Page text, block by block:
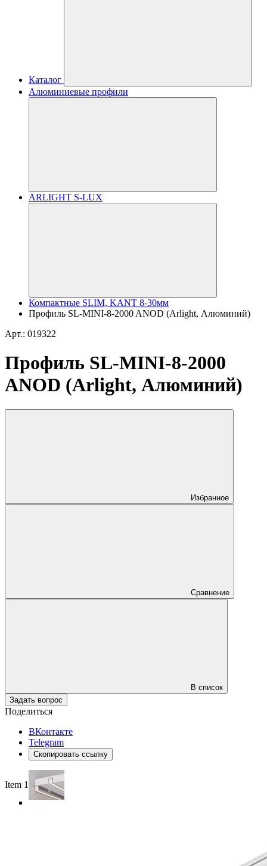
Каталог
Алюминиевые профили
ARLIGHT S-LUX
Компактные SLIM, KANT 8-30мм
Профиль SL-MINI-8-2000 ANOD (Arlight, Алюминий)
Арт.: 019322
Профиль SL-MINI-8-2000
ANOD (Arlight, Алюминий)
Избранное
Сравнение
В список
Задать вопрос
Поделиться
ВКонтакте
Telegram
Скопировать ссылку
Item 1 of 5